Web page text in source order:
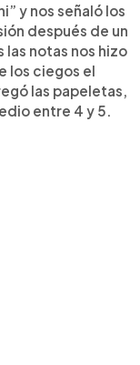
y nos señaló los
después de un
notas nos hizo
los ciegos el
las papeletas,
entre 4 y 5.